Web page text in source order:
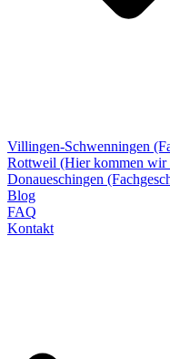
Villingen-Schwenningen
Rottweil (Hier kommen wir
Donaueschingen
Blog
FAQ
Kontakt